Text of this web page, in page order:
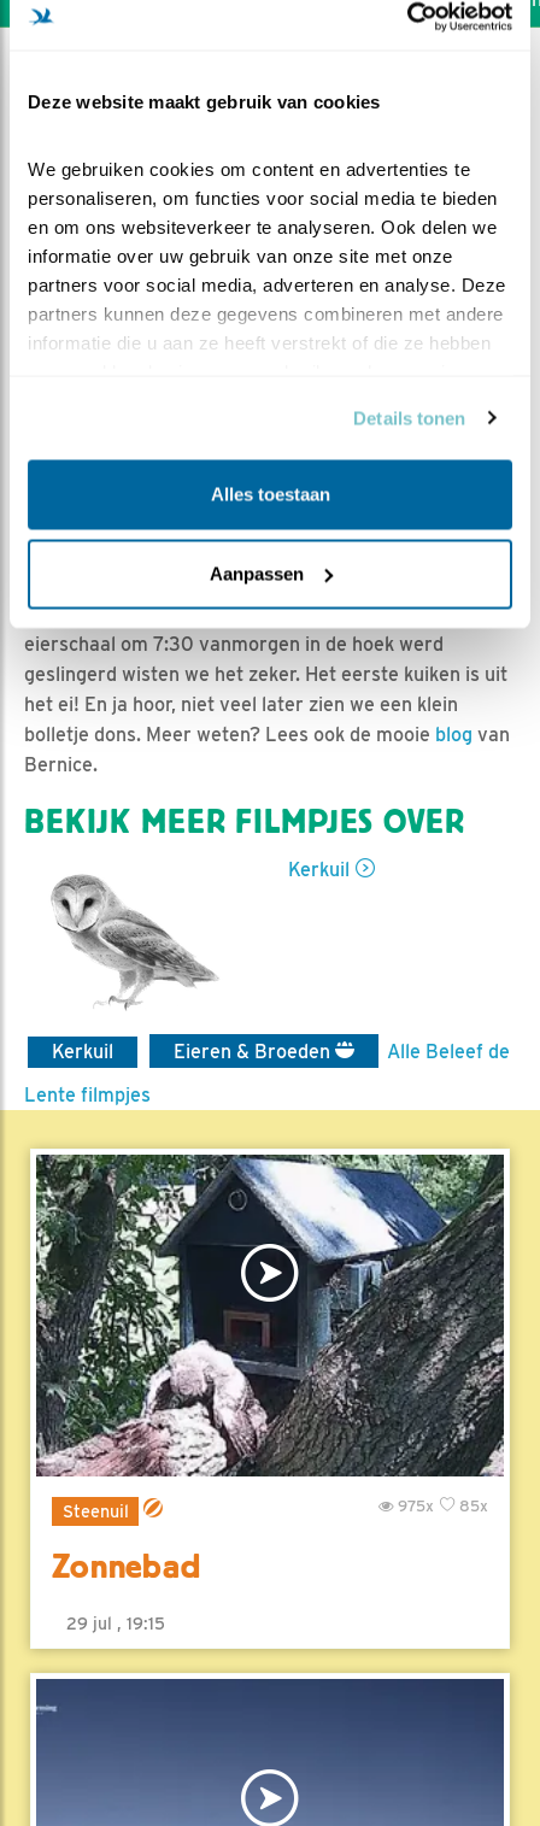
Deze website maakt gebruik van cookies
We gebruiken cookies om content en advertenties te
personaliseren, om functies voor social media te bieden
en om ons websiteverkeer te analyseren. Ook delen we
informatie over uw gebruik van onze site met onze
partners voor social media, adverteren en analyse. Deze
partners kunnen deze gegevens combineren met andere
informatie die u aan ze heeft verstrekt of die ze hebben
Details tonen
Alles toestaan
Aanpassen
Eindelijk! Kuuk #1
Esther Heideveld | Geplaatst op 12 mei 2021, 23:30 |
Bewaar dit filmpje |
Zo! Het lange wachten wordt beloond. Zodra de
eierschaal om 7:30 vanmorgen in de hoek werd
geslingerd wisten we het zeker. Het eerste kuiken is uit
het ei! En ja hoor, niet veel later zien we een klein
bolletje dons. Meer weten? Lees ook de mooie blog van
Bernice.
BEKIJK MEER FILMPJES OVER
Kerkuil
Kerkuil Eieren & Broeden
Alle Beleef de
Lente filmpjes
Steenuil 85x
975x
Zonnebad
29 jul , 19:15